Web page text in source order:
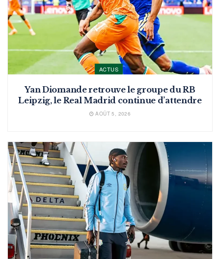
ACTUS
Yan Diomande retrouve le groupe du RB
Leipzig, le Real Madrid continue d’attendre
AOÛT 5, 2026